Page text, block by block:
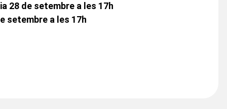
28 de setembre a les 17h
setembre a les 17h